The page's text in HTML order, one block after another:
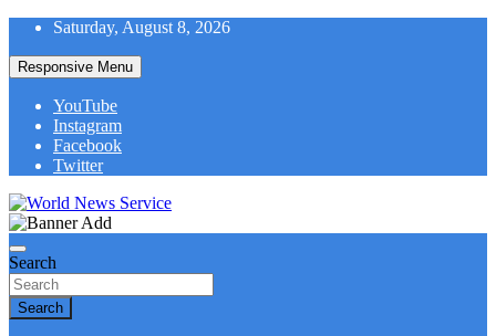
Skip
content
Saturday, August 8, 2026
Responsive Menu
YouTube
Instagram
Facebook
Twitter
World News Service
Search
Search